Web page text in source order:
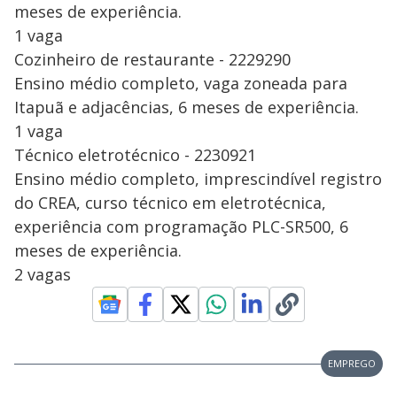
meses de experiência.
1 vaga
Cozinheiro de restaurante - 2229290
Ensino médio completo, vaga zoneada para
Itapuã e adjacências, 6 meses de experiência.
1 vaga
Técnico eletrotécnico - 2230921
Ensino médio completo, imprescindível registro
do CREA, curso técnico em eletrotécnica,
experiência com programação PLC-SR500, 6
meses de experiência.
2 vagas
EMPREGO